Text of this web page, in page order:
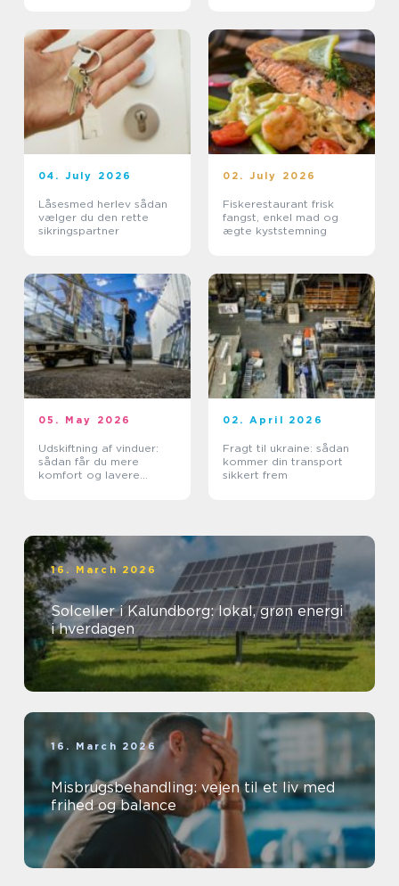
04. July 2026
Låsesmed herlev sådan
vælger du den rette
sikringspartner
02. July 2026
Fiskerestaurant frisk
fangst, enkel mad og
ægte kyststemning
05. May 2026
Udskiftning af vinduer:
sådan får du mere
komfort og lavere
02. April 2026
Fragt til ukraine: sådan
kommer din transport
sikkert frem
16. March 2026
Solceller i Kalundborg: lokal, grøn energi
i hverdagen
16. March 2026
Misbrugsbehandling: vejen til et liv med
frihed og balance